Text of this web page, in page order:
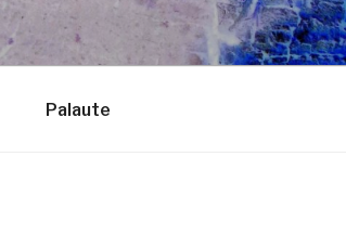
Palaute